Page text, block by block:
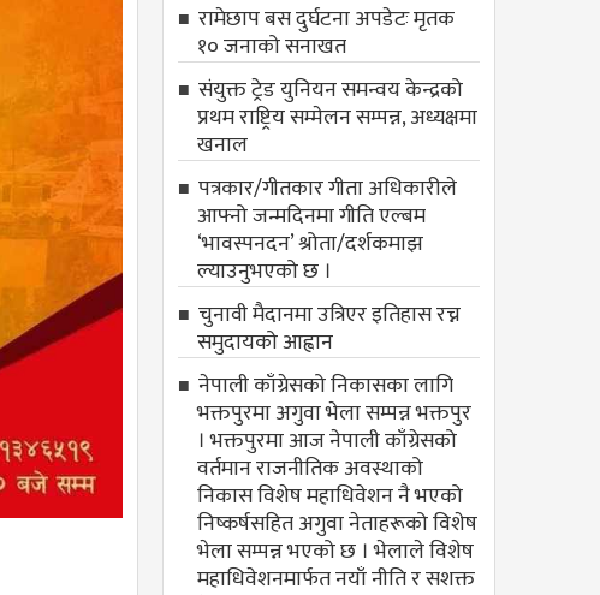
रामेछाप बस दुर्घटना अपडेटः मृतक
१० जनाको सनाखत
संयुक्त ट्रेड युनियन समन्वय केन्द्रको
प्रथम राष्ट्रिय सम्मेलन सम्पन्न, अध्यक्षमा
खनाल
पत्रकार/गीतकार गीता अधिकारीले
आफ्नो जन्मदिनमा गीति एल्बम
‘भावस्पनदन’ श्रोता/दर्शकमाझ
ल्याउनुभएको छ ।
चुनावी मैदानमा उत्रिएर इतिहास रच्न
समुदायको आह्वान
नेपाली काँग्रेसको निकासका लागि
भक्तपुरमा अगुवा भेला सम्पन्न भक्तपुर
। भक्तपुरमा आज नेपाली काँग्रेसको
वर्तमान राजनीतिक अवस्थाको
निकास विशेष महाधिवेशन नै भएको
निष्कर्षसहित अगुवा नेताहरूको विशेष
भेला सम्पन्न भएको छ । भेलाले विशेष
महाधिवेशनमार्फत नयाँ नीति र सशक्त